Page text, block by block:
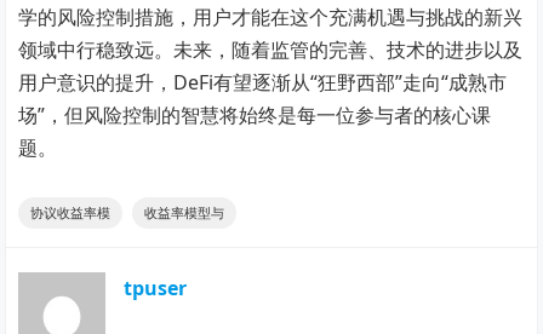
学的风险控制措施，用户才能在这个充满机遇与挑战的新兴
领域中行稳致远。未来，随着监管的完善、技术的进步以及
用户意识的提升，DeFi有望逐渐从“狂野西部”走向“成熟市
场”，但风险控制的智慧将始终是每一位参与者的核心课
题。
协议收益率模 收益率模型与
tpuser